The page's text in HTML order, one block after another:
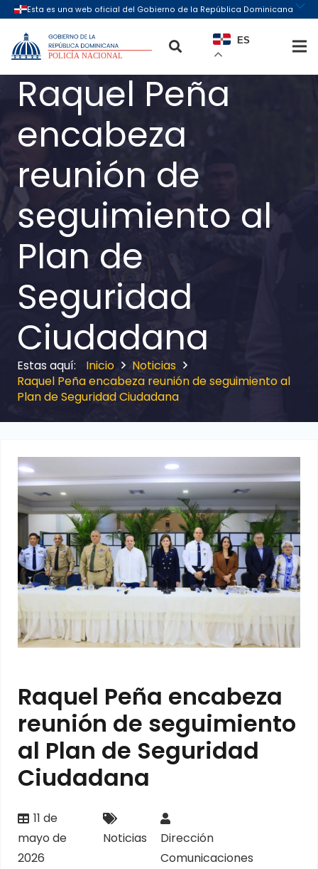
ES
Raquel Peña
encabeza
reunión de
seguimiento al
Plan de
Seguridad
Ciudadana
Inicio
Noticias
Raquel Peña encabeza reunión de seguimiento al
Plan de Seguridad Ciudadana
Raquel Peña encabeza
reunión de seguimiento
al Plan de Seguridad
Ciudadana
11 de
mayo de
2026
Noticias
Dirección
Comunicaciones